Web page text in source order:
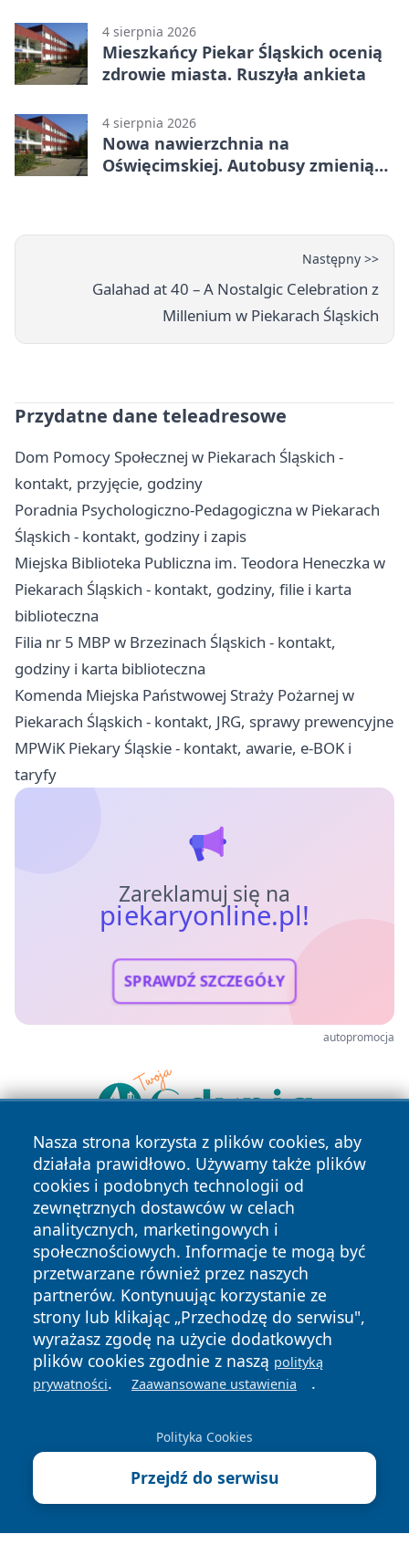
4 sierpnia 2026
Mieszkańcy Piekar Śląskich ocenią
zdrowie miasta. Ruszyła ankieta
4 sierpnia 2026
Nowa nawierzchnia na
Oświęcimskiej. Autobusy zmienią
Następny >>
Galahad at 40 – A Nostalgic Celebration z
Millenium w Piekarach Śląskich
Przydatne dane teleadresowe
Dom Pomocy Społecznej w Piekarach Śląskich -
kontakt, przyjęcie, godziny
Poradnia Psychologiczno-Pedagogiczna w Piekarach
Śląskich - kontakt, godziny i zapis
Miejska Biblioteka Publiczna im. Teodora Heneczka w
Piekarach Śląskich - kontakt, godziny, filie i karta
biblioteczna
Filia nr 5 MBP w Brzezinach Śląskich - kontakt,
godziny i karta biblioteczna
Komenda Miejska Państwowej Straży Pożarnej w
Piekarach Śląskich - kontakt, JRG, sprawy prewencyjne
MPWiK Piekary Śląskie - kontakt, awarie, e-BOK i
taryfy
Zareklamuj się na
piekaryonline.pl!
SPRAWDŹ SZCZEGÓŁY
autopromocja
Nasza strona korzysta z plików cookies, aby
działała prawidłowo. Używamy także plików
cookies i podobnych technologii od
zewnętrznych dostawców w celach
analitycznych, marketingowych i
społecznościowych. Informacje te mogą być
przetwarzane również przez naszych
partnerów. Kontynuując korzystanie ze
strony lub klikając „Przechodzę do serwisu",
wyrażasz zgodę na użycie dodatkowych
plików cookies zgodnie z naszą polityką
prywatności. Zaawansowane ustawienia .
Polityka Cookies
Przejdź do serwisu
Copyright © 2026 piekaryonline.pl Wszystkie prawa
zastrzeżone.
News Autorzy
Polityka
Prywatności
Polityka
Cookies